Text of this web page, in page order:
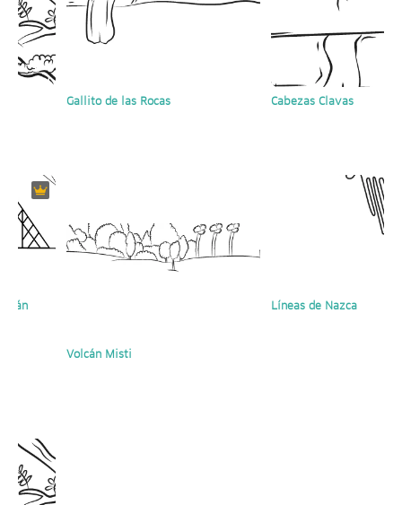
Gallito de las Rocas
Volcán Misti
Cabezas Clavas
Líneas de Nazca